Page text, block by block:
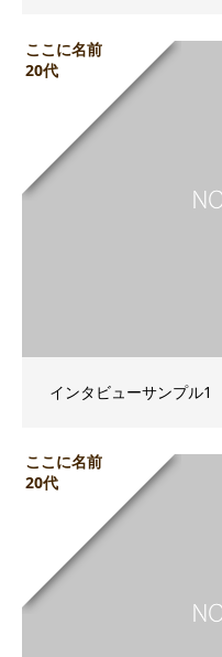
ここに名前
20代
インタビューサンプル1
ここに名前
20代